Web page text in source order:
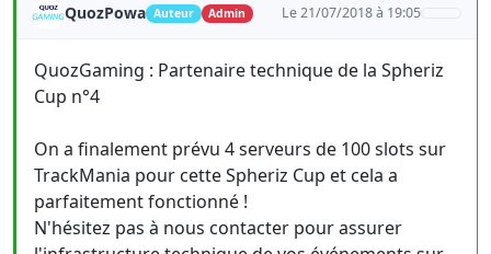
QuozPowa Auteur Admin Le 21/07/2018 à 19:05
QuozGaming : Partenaire technique de la Spheriz
Cup n°4
On a finalement prévu 4 serveurs de 100 slots sur
TrackMania pour cette Spheriz Cup et cela a
parfaitement fonctionné !
N'hésitez pas à nous contacter pour assurer